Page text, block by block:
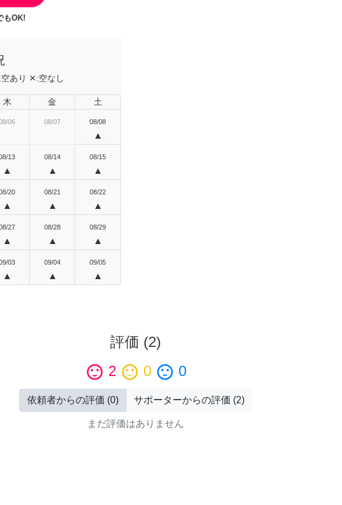
もOK!
空あり ✕:空なし
木 金 土
06 08/07 08/08
▲
13
▲
08/14
▲
08/15
▲
20
▲
08/21
▲
08/22
▲
27
▲
08/28
▲
08/29
▲
03
▲
09/04
▲
09/05
▲
評価 (2)
sentiment_satisfied 2 sentiment_neutral 0 sentiment_dissatisfied 0
依頼者からの評価 (0) サポーターからの評価 (2)
まだ評価はありません